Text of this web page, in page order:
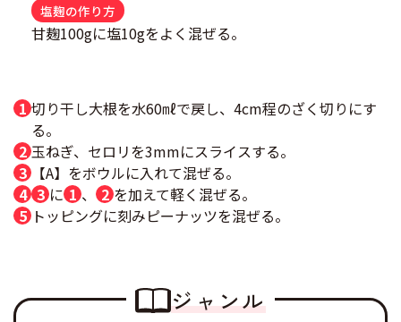
塩麹の作り方
甘麹100gに塩10gをよく混ぜる。
切り干し大根を水60㎖で戻し、4cm程のざく切りにす
る。
玉ねぎ、セロリを3mmにスライスする。
【A】をボウルに入れて混ぜる。
3 に 1 、 2 を加えて軽く混ぜる。
トッピングに刻みピーナッツを混ぜる。
ジャンル